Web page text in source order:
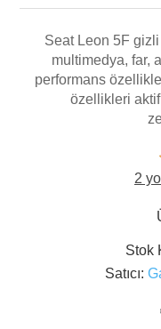
Seat Leon 5F
multimedya, far,
performans
özellikleri
2
Stok
Satıcı: